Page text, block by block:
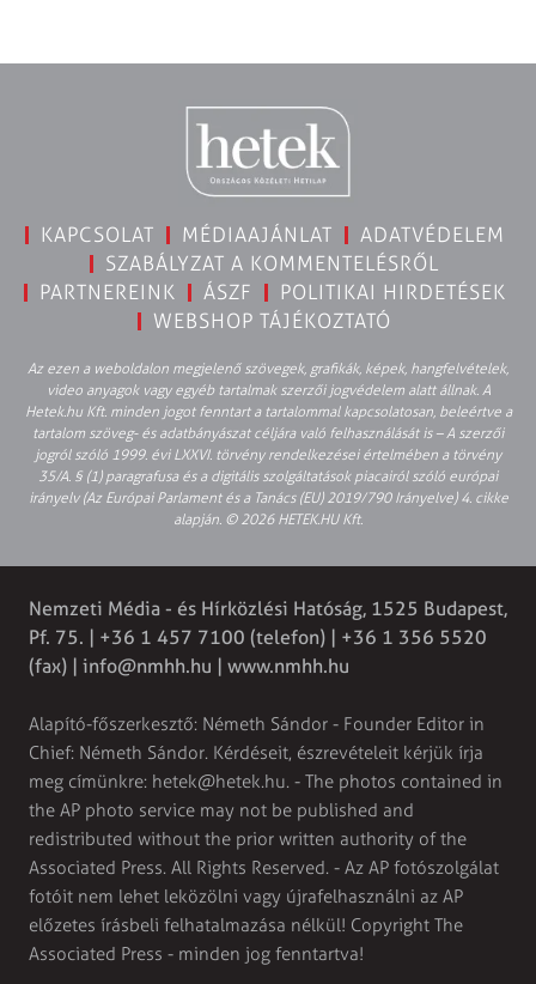
KAPCSOLAT MÉDIAAJÁNLAT
ADATVÉDELEM
SZABÁLYZAT A KOMMENTELÉSRŐL
PARTNEREINK
ÁSZF
POLITIKAI HIRDETÉSEK
WEBSHOP TÁJÉKOZTATÓ
Az ezen a weboldalon megjelenő szövegek, grafikák, képek, hangfelvételek,
video anyagok vagy egyéb tartalmak szerzői jogvédelem alatt állnak. A
Hetek.hu Kft. minden jogot fenntart a tartalommal kapcsolatosan, beleértve a
tartalom szöveg- és adatbányászat céljára való felhasználását is – A szerzői
jogról szóló 1999. évi LXXVI. törvény rendelkezései értelmében a törvény
35/A. § (1) paragrafusa és a digitális szolgáltatások piacairól szóló európai
irányelv (Az Európai Parlament és a Tanács (EU) 2019/790 Irányelve) 4. cikke
alapján. © 2026 HETEK.HU Kft.
Nemzeti Média - és Hírközlési Hatóság, 1525 Budapest,
Pf. 75. | +36 1 457 7100 (telefon) | +36 1 356 5520
(fax) | info@nmhh.hu | www.nmhh.hu
Alapító-főszerkesztő: Németh Sándor - Founder Editor in
Chief: Németh Sándor. Kérdéseit, észrevételeit kérjük írja
meg címünkre: hetek@hetek.hu. - The photos contained in
the AP photo service may not be published and
redistributed without the prior written authority of the
Associated Press. All Rights Reserved. - Az AP fotószolgálat
fotóit nem lehet leközölni vagy újrafelhasználni az AP
előzetes írásbeli felhatalmazása nélkül! Copyright The
Associated Press - minden jog fenntartva!